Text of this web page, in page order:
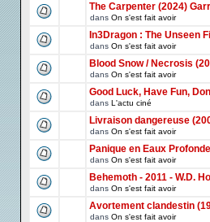
The Carpenter (2024)
dans On s'est fait avoir
In3Dragon : The Unseen
dans On s'est fait avoir
Blood Snow / Necrosis
dans On s'est fait avoir
Good Luck, Have Fun,
dans L'actu ciné
Livraison dangereuse
dans On s'est fait avoir
Panique en Eaux
dans On s'est fait avoir
Behemoth - 2011 - W.D.
dans On s'est fait avoir
Avortement clandestin
dans On s'est fait avoir